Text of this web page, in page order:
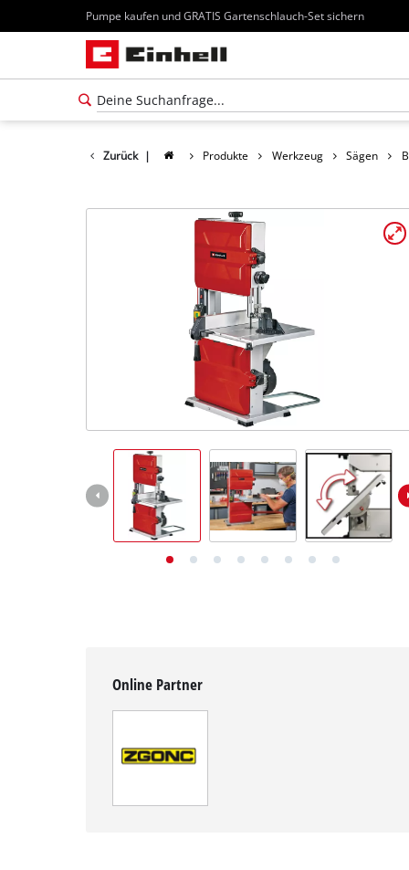
Pumpe kaufen und GRATIS Gartenschlauch-Set sichern
Zurück | Produkte Werkzeug Sägen
Online Partner